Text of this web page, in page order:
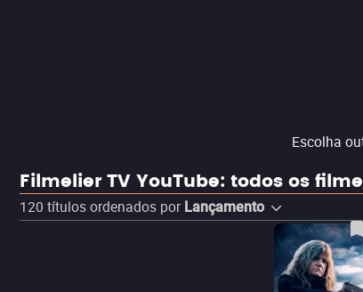
Escolha
Filmelier TV YouTube: todos os
120 títulos ordenados por Lançamento